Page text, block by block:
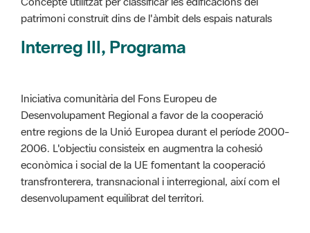
patrimoni construït dins de l'àmbit dels espais naturals
Interreg III, Programa
Iniciativa comunitària del Fons Europeu de
Desenvolupament Regional a favor de la cooperació
entre regions de la Unió Europea durant el període 2000-
2006. L'objectiu consisteix en augmentra la cohesió
econòmica i social de la UE fomentant la cooperació
transfronterera, transnacional i interregional, així com el
desenvolupament equilibrat del territori.